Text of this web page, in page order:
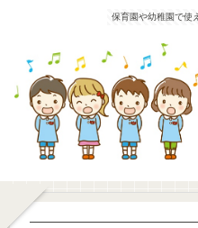
保育園や幼稚園で使